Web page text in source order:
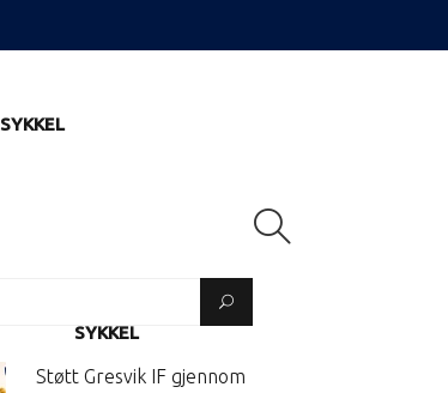
SYKKEL
SYKKEL
Støtt Gresvik IF gjennom